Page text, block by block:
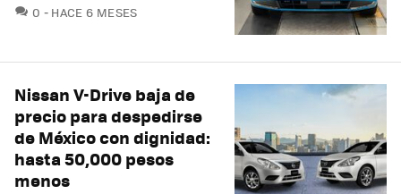
0 COMENTARIOS
HACE 6 MESES
Nissan V-Drive baja de
precio para despedirse
de México con dignidad:
hasta 50,000 pesos
menos